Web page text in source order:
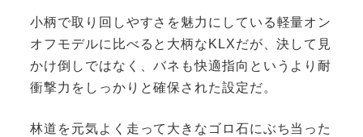
小柄で取り回しやすさを魅力にしている軽量オン
オフモデルに比べると大柄なKLXだが、決して見
かけ倒しではなく、バネも快適指向というより耐
衝撃力をしっかりと確保された設定だ。
林道を元気よく走って大きなゴロ石にぶち当った